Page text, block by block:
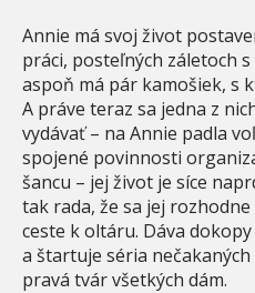
Annie má svoj život
práci, posteľných záletoch
aspoň má pár kamošiek, s
A práve teraz sa jedna z
vydávať – na Annie padla
spojené povinnosti
šancu – jej život je síce
tak rada, že sa jej
ceste k oltáru. Dáva
a štartuje séria
pravá tvár všetkých dám.